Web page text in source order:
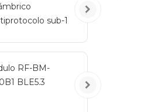
sub-1
RF-BM-
BLE5.3